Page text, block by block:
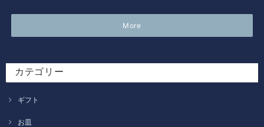
More
カテゴリー
ギフト
お皿